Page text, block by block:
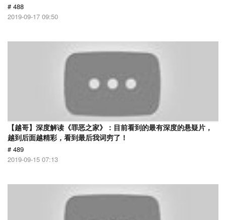
# 488
2019-09-17 09:50
【越哥】深度解读《罪恶之家》：目前看到的最有深度的悬疑片，
越到后面越精彩，看到最后我词穷了！
# 489
2019-09-15 07:13